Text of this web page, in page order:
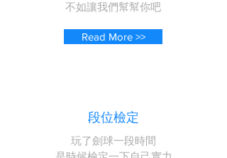
​不如讓我們幫幫你吧
Read More >>
​段位檢定
玩了劍球一段時間